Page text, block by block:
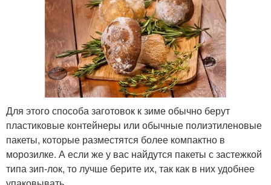
Для этого способа заготовок к зиме обычно берут
пластиковые контейнеры или обычные полиэтиленовые
пакеты, которые разместятся более компактно в
морозилке. А если же у вас найдутся пакеты с застежкой
типа зип-лок, то лучше берите их, так как в них удобнее